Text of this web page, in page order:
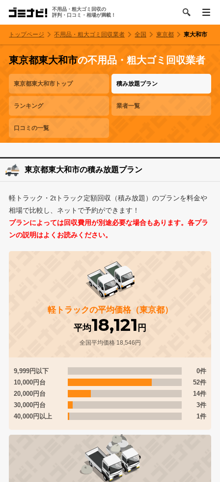
不用品・粗大ゴミ回収の
評判・口コミ・相場が満載！
トップページ 不用品・粗大ゴミ回収業者 全国 東京都 東大和市
東京都東大和市の不用品・粗大ゴミ回収業者
東京都東大和市トップ 積み放題プラン
ランキング 業者一覧
口コミの一覧
東京都東大和市の積み放題プラン
軽トラック・2tトラック定額回収（積み放題）のプランを料金や
相場で比較し、ネットで予約ができます！
プランによっては回収費用が別途必要な場合もあります。各プラ
ンの説明はよくお読みください。
軽トラックの平均価格（東京都）
平均18,121 円
全国平均価格 18,546円
9,999円以下
0件
10,000円台
52件
20,000円台
14件
30,000円台
3件
40,000円以上
1件